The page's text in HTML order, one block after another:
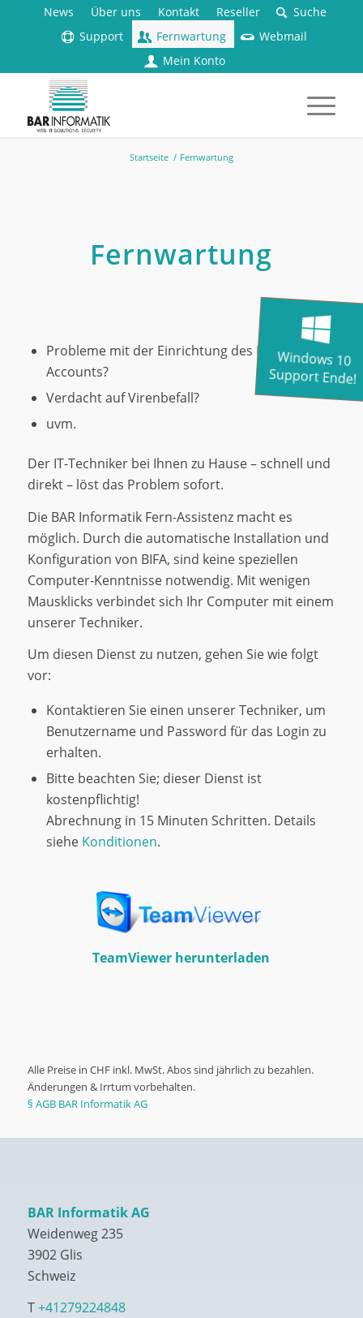
News Über uns Kontakt Reseller
Suche
Support
Fernwartung
Webmail
Mein Konto
Windows 10
Support Ende!
Startseite / Fernwartung
Fernwartung
Probleme mit der Einrichtung des E-Mail-
Accounts?
Verdacht auf Virenbefall?
uvm.
Der IT-Techniker bei Ihnen zu Hause – schnell und
direkt – löst das Problem sofort.
Die BAR Informatik Fern-Assistenz macht es
möglich. Durch die automatische Installation und
Konfiguration von BIFA, sind keine speziellen
Computer-Kenntnisse notwendig. Mit wenigen
Mausklicks verbindet sich Ihr Computer mit einem
unserer Techniker.
Um diesen Dienst zu nutzen, gehen Sie wie folgt
vor:
Kontaktieren Sie einen unserer Techniker, um
Benutzername und Password für das Login zu
erhalten.
Bitte beachten Sie; dieser Dienst ist
kostenpflichtig!
Abrechnung in 15 Minuten Schritten. Details
siehe Konditionen.
TeamViewer herunterladen
Alle Preise in CHF inkl. MwSt. Abos sind jährlich zu bezahlen.
Änderungen & Irrtum vorbehalten.
§ AGB BAR Informatik AG
BAR Informatik AG
Weidenweg 235
3902 Glis
Schweiz
T+41279224848